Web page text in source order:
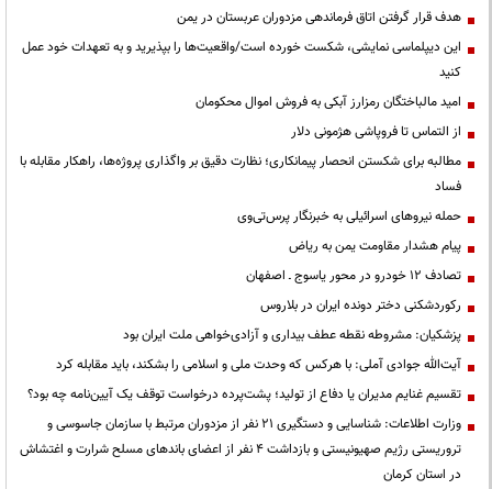
هدف قرار گرفتن اتاق‌ فرماندهی مزدوران عربستان در یمن
این دیپلماسی نمایشی، شکست خورده است/واقعیت‌ها را بپذیرید و به تعهدات خود عمل
کنید
امید مالباختگان رمزارز آبکی به فروش اموال محکومان
از التماس تا فروپاشی هژمونی دلار
مطالبه برای شکستن انحصار پیمانکاری؛ نظارت دقیق بر واگذاری پروژه‌ها، راهکار مقابله با
فساد
حمله نیروهای اسرائیلی به خبرنگار پرس‌تی‌وی
پیام هشدار مقاومت یمن به ریاض
تصادف ۱۲ خودرو در محور یاسوج ـ اصفهان
رکوردشکنی دختر دونده ایران در بلاروس
پزشکیان: مشروطه نقطه عطف بیداری و آزادی‌خواهی ملت ایران بود
آیت‌الله جوادی آملی: با هرکس که وحدت ملی و اسلامی را بشکند، باید مقابله کرد
تقسیم غنایم مدیران یا دفاع از تولید؛ پشت‌پرده درخواست توقف یک آیین‌نامه چه بود؟
وزارت اطلاعات: شناسایی و دستگیری ۲۱ نفر از مزدوران مرتبط با سازمان جاسوسی و
تروریستی رژیم صهیونیستی و بازداشت ۴ نفر از اعضای باندهای مسلح شرارت و اغتشاش
در استان کرمان